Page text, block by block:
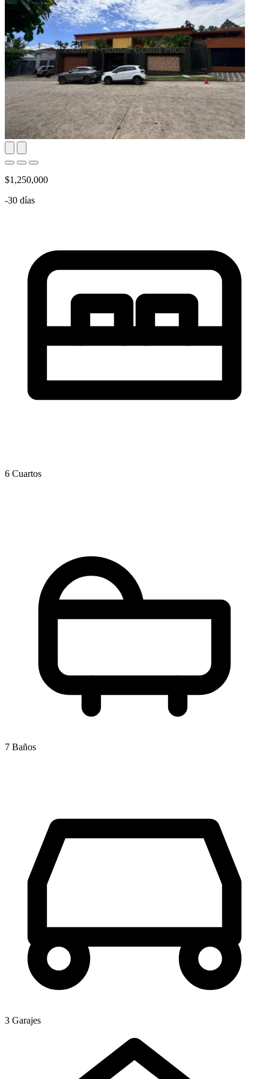
$1,250,000
-30 días
6 Cuartos
7 Baños
3 Garajes